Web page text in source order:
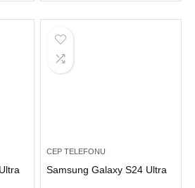
CEP TELEFONU
Samsung Galaxy S24 Ultra